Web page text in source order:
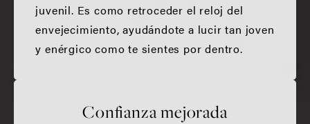
juvenil. Es como retroceder el reloj del
envejecimiento, ayudándote a lucir tan joven
y enérgico como te sientes por dentro.
Confianza mejorada